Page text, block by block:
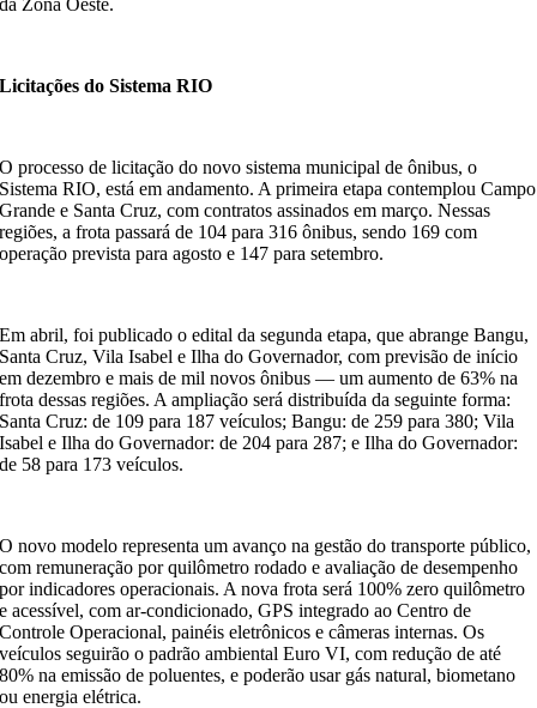
Licitações do Sistema RIO
O processo de licitação do novo sistema municipal de ônibus, o
Sistema RIO, está em andamento. A primeira etapa contemplou Campo
Grande e Santa Cruz, com contratos assinados em março. Nessas
regiões, a frota passará de 104 para 316 ônibus, sendo 169 com
operação prevista para agosto e 147 para setembro.
Em abril, foi publicado o edital da segunda etapa, que abrange Bangu,
Santa Cruz, Vila Isabel e Ilha do Governador, com previsão de início
em dezembro e mais de mil novos ônibus — um aumento de 63% na
frota dessas regiões. A ampliação será distribuída da seguinte forma:
Santa Cruz: de 109 para 187 veículos; Bangu: de 259 para 380; Vila
Isabel e Ilha do Governador: de 204 para 287; e Ilha do Governador:
de 58 para 173 veículos.
O novo modelo representa um avanço na gestão do transporte público,
com remuneração por quilômetro rodado e avaliação de desempenho
por indicadores operacionais. A nova frota será 100% zero quilômetro
e acessível, com ar-condicionado, GPS integrado ao Centro de
Controle Operacional, painéis eletrônicos e câmeras internas. Os
veículos seguirão o padrão ambiental Euro VI, com redução de até
80% na emissão de poluentes, e poderão usar gás natural, biometano
ou energia elétrica.